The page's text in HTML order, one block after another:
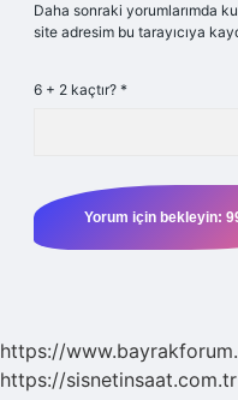
Daha sonraki yorumlarımda
site adresim bu tarayıcıya
6 + 2 kaçtır? *
https://
https://sisnetinsaat.com.tr